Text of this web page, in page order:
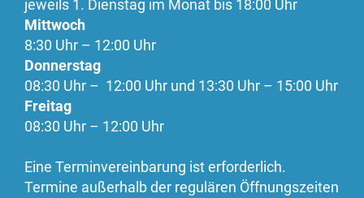
jeweils 1. Dienstag im Monat bis 18:00 Uhr
Mittwoch
8:30 Uhr – 12:00 Uhr
Donnerstag
08:30 Uhr – 12:00 Uhr und 13:30 Uhr – 15:00 Uhr
Freitag
08:30 Uhr – 12:00 Uhr
Eine Terminvereinbarung ist erforderlich.
Termine außerhalb der regulären Öffnungszeiten